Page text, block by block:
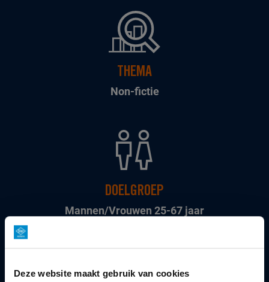
Deze website maakt gebruik van cookies
THEMA
Non-fictie
DOELGROEP
Mannen/Vrouwen 25-67 jaar